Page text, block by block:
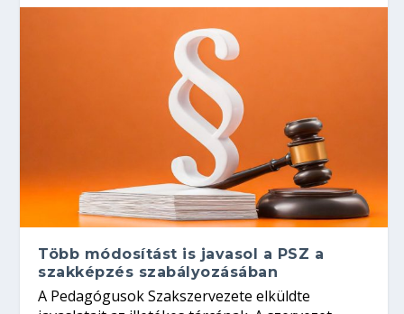
Több módosítást is javasol a PSZ a
szakképzés szabályozásában
A Pedagógusok Szakszervezete elküldte